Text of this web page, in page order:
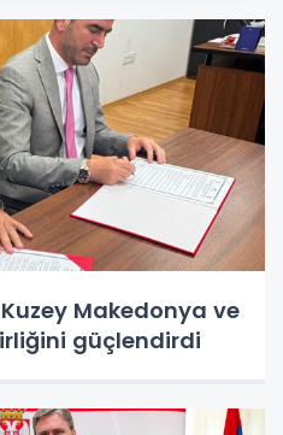
Makedonya ve
güçlendirdi